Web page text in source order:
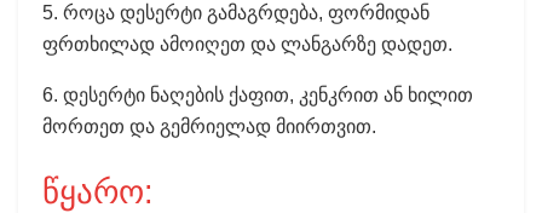
5. როცა დესერტი გამაგრდება, ფორმიდან
ფრთხილად ამოიღეთ და ლანგარზე დადეთ.
6. დესერტი ნაღების ქაფით, კენკრით ან ხილით
მორთეთ და გემრიელად მიირთვით.
წყარო: